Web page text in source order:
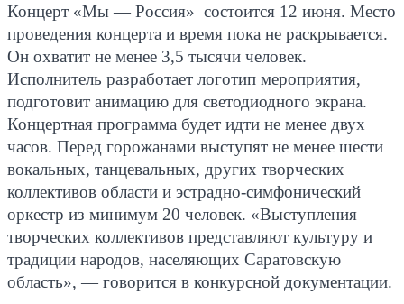
Концерт «Мы — Россия» состоится 12 июня. Место
проведения концерта и время пока не раскрывается.
Он охватит не менее 3,5 тысячи человек.
Исполнитель разработает логотип мероприятия,
подготовит анимацию для светодиодного экрана.
Концертная программа будет идти не менее двух
часов. Перед горожанами выступят не менее шести
вокальных, танцевальных, других творческих
коллективов области и эстрадно-симфонический
оркестр из минимум 20 человек. «Выступления
творческих коллективов представляют культуру и
традиции народов, населяющих Саратовскую
область», — говорится в конкурсной документации.